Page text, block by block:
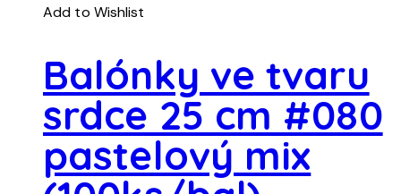
Add to Wishlist
Balónky ve tvaru
srdce 25 cm #080
pastelový mix